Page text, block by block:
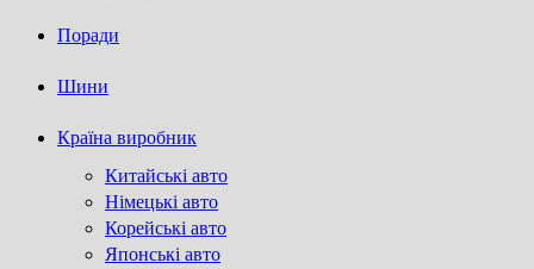
Поради
Шини
Країна виробник
Китайські авто
Німецькі авто
Корейські авто
Японські авто